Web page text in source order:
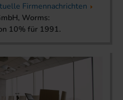
Firmennachrichten
Worms:
10% für 1991.